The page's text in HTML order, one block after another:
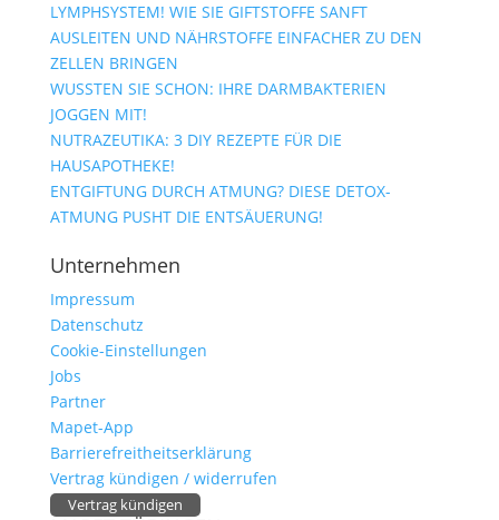
LYMPHSYSTEM! WIE SIE GIFTSTOFFE SANFT
AUSLEITEN UND NÄHRSTOFFE EINFACHER ZU DEN
ZELLEN BRINGEN
WUSSTEN SIE SCHON: IHRE DARMBAKTERIEN
JOGGEN MIT!
NUTRAZEUTIKA: 3 DIY REZEPTE FÜR DIE
HAUSAPOTHEKE!
ENTGIFTUNG DURCH ATMUNG? DIESE DETOX-
ATMUNG PUSHT DIE ENTSÄUERUNG!
Unternehmen
Impressum
Datenschutz
Cookie-Einstellungen
Jobs
Partner
Mapet-App
Barrierefreitheitserklärung
Vertrag kündigen / widerrufen
Vertrag kündigen